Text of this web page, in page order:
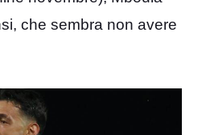
che sembra non avere